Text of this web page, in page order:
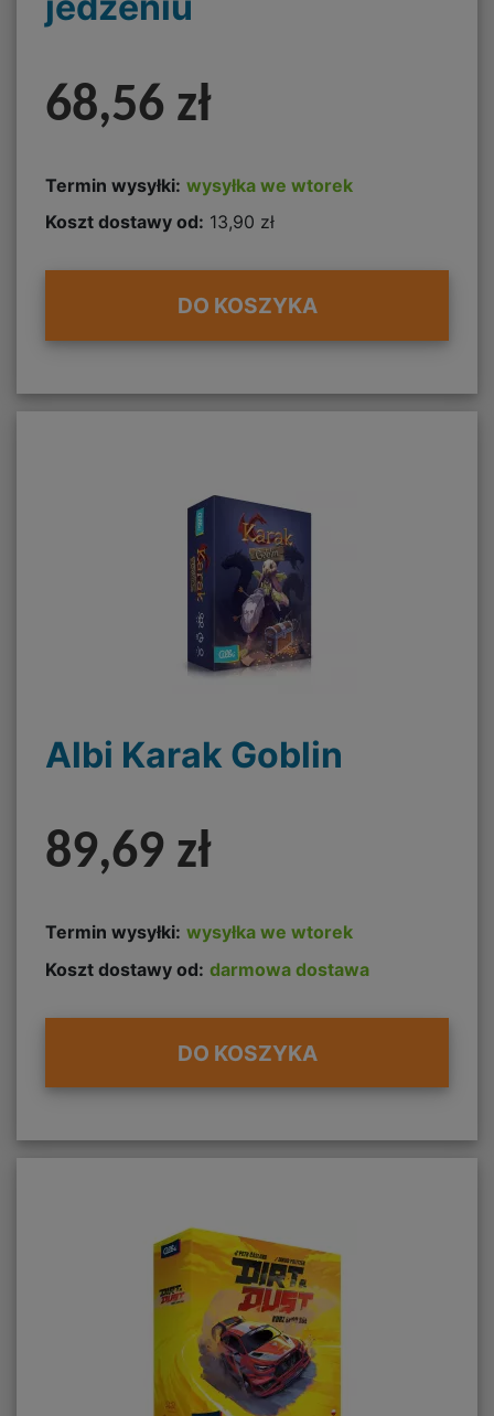
68,56 zł
Termin wysyłki: wysyłka we wtorek
Koszt dostawy od: 13,90 zł
DO KOSZYKA
Albi Karak Goblin
89,69 zł
Termin wysyłki: wysyłka we wtorek
Koszt dostawy od: darmowa dostawa
DO KOSZYKA